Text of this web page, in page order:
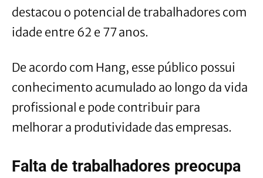
destacou o potencial de trabalhadores com
idade entre 62 e 77 anos.
De acordo com Hang, esse público possui
conhecimento acumulado ao longo da vida
profissional e pode contribuir para
melhorar a produtividade das empresas.
Falta de trabalhadores preocupa